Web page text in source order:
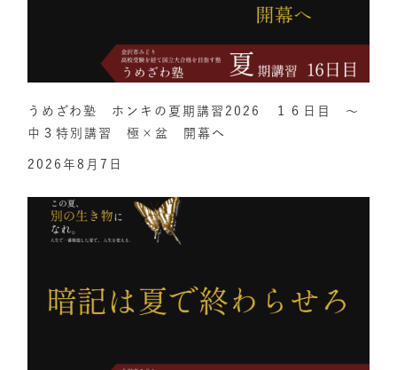
うめざわ塾 ホンキの夏期講習2026 １６日目 ～
中３特別講習 極×盆 開幕へ
2026年8月7日